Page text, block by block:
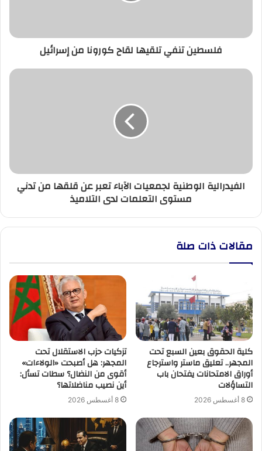
فلسطين تنفي تلقيها لقاح كورونا من إسرائيل
الفيدرالية
تدني
مستوى
التلاميذ
الفيدرالية الوطنية لجمعيات الآباء تعبر عن قلقها من تدني
مستوى التعلمات لدى التلاميذ
مقالات ذات صلة
كلية الحقوق بعين السبع تحت
المجهر.. تعليق ماستر واسترجاع
أوراق الامتحانات يفتحان باب
التساؤلات
8 أغسطس 2026
تزكيات حزب الاستقلال تحت
المجهر: هل أصبحت «الولاءات»
أقوى من النضال؟ سطات تسأل:
أين نصيب مناضلاتها؟
8 أغسطس 2026